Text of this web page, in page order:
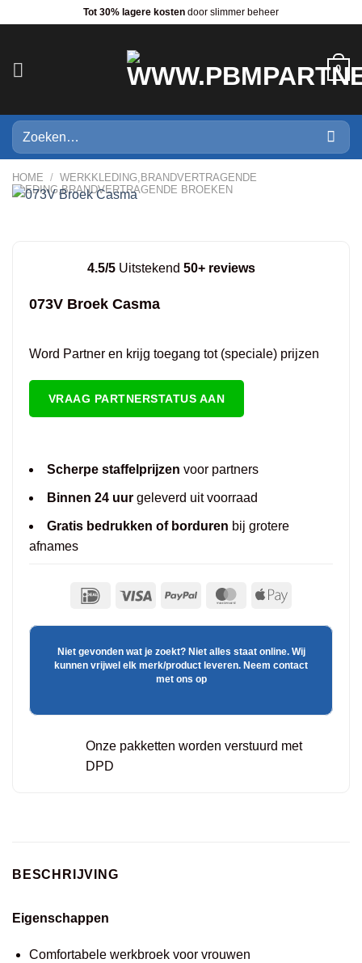
Tot 30% lagere kosten door slimmer beheer
0
Zoeken
naar:
HOME / WERKKLEDING,BRANDVERTRAGENDE
KLEDING,BRANDVERTRAGENDE BROEKEN
4.5/5 Uitstekend 50+ reviews
073V Broek Casma
Word Partner en krijg toegang tot (speciale) prijzen
VRAAG PARTNERSTATUS AAN
Scherpe staffelprijzen voor partners
Binnen 24 uurgeleverd uit voorraad
Gratis bedrukken of borduren bij grotere
afnames
Niet gevonden wat je zoekt? Niet alles staat online. Wij
kunnen vrijwel elk merk/product leveren. Neem contact
met ons op
Onze pakketten worden verstuurd met
DPD
BESCHRIJVING
Eigenschappen
Comfortabele werkbroek voor vrouwen